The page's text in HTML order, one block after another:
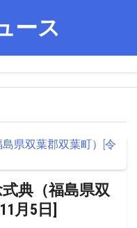
ース
典（福島県双
月5日]